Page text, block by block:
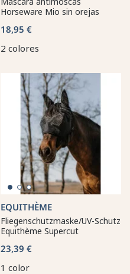
Horseware Mio sin orejas
18,95 €
2 colores
EQUITHÈME
Fliegenschutzmaske/UV-Schutz
Equithème Supercut
23,39 €
1 color